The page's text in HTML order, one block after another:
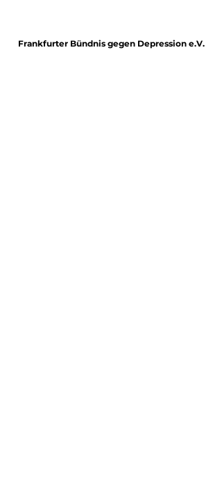
Frankfurter Bündnis gegen Depression e.V.